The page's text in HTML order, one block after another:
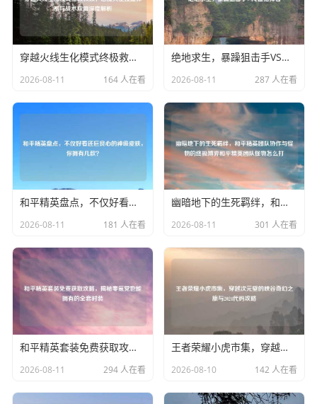
穿越火线生化模式终极救赎，恶魔天使技能体系与战术应用深度解析
2026-08-11 164 人在看
绝地求生，暴躁狙击手VS冷面指挥官
2026-08-11 287 人在看
和平精英盘点，不仅好看还巨良心的神级皮肤，你拥有几款？
2026-08-11 181 人在看
幽暗地下的生死羁绊，和平精英团队协作与怪物的终极博弈和平精英团队怪物怎么打
2026-08-11 301 人在看
和平精英套装免费获取攻略，揭秘零氪党也能拥有的 时装
2026-08-11 294 人在看
王者荣耀小虎市集，穿越次元壁的峡谷奇幻之旅与2024代码攻略
2026-08-10 142 人在看